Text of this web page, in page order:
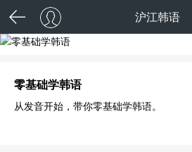
沪江韩语
零基础学
零基础学韩语
从发音开始，带你零基础学韩语。